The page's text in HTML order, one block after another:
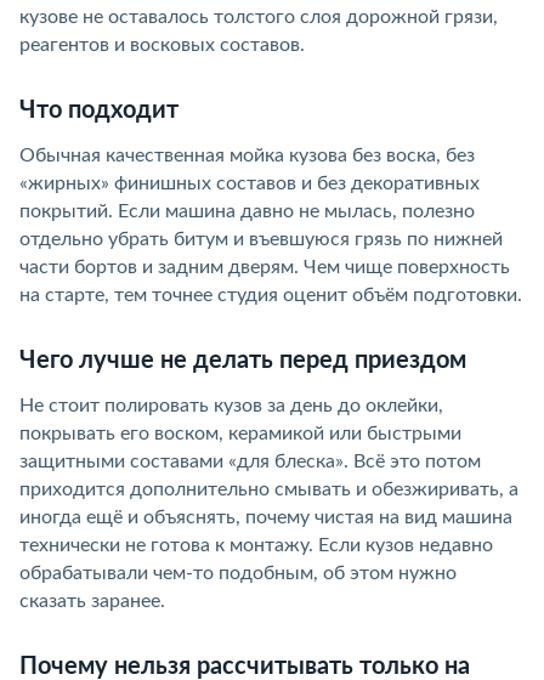
кузове не оставалось толстого слоя дорожной грязи,
реагентов и восковых составов.
Что подходит
Обычная качественная мойка кузова без воска, без
«жирных» финишных составов и без декоративных
покрытий. Если машина давно не мылась, полезно
отдельно убрать битум и въевшуюся грязь по нижней
части бортов и задним дверям. Чем чище поверхность
на старте, тем точнее студия оценит объём подготовки.
Чего лучше не делать перед приездом
Не стоит полировать кузов за день до оклейки,
покрывать его воском, керамикой или быстрыми
защитными составами «для блеска». Всё это потом
приходится дополнительно смывать и обезжиривать, а
иногда ещё и объяснять, почему чистая на вид машина
технически не готова к монтажу. Если кузов недавно
обрабатывали чем-то подобным, об этом нужно
сказать заранее.
Почему нельзя рассчитывать только на